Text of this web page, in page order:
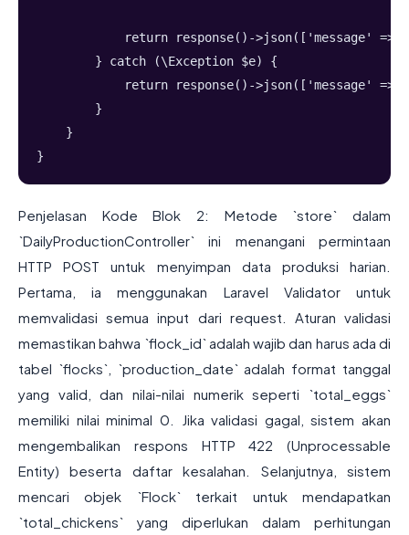
return response()->json(['message' =>
        } catch (\Exception $e) {
return response()->json(['message' =>
        }
    }
}
Penjelasan Kode Blok 2: Metode `store` dalam
`DailyProductionController` ini menangani permintaan
HTTP POST untuk menyimpan data produksi harian.
Pertama, ia menggunakan Laravel Validator untuk
memvalidasi semua input dari request. Aturan validasi
memastikan bahwa `flock_id` adalah wajib dan harus ada di
tabel `flocks`, `production_date` adalah format tanggal
yang valid, dan nilai-nilai numerik seperti `total_eggs`
memiliki nilai minimal 0. Jika validasi gagal, sistem akan
mengembalikan respons HTTP 422 (Unprocessable
Entity) beserta daftar kesalahan. Selanjutnya, sistem
mencari objek `Flock` terkait untuk mendapatkan
`total_chickens` yang diperlukan dalam perhitungan